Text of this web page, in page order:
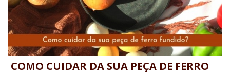
COMO CUIDAR DA SUA PEÇA DE FERRO